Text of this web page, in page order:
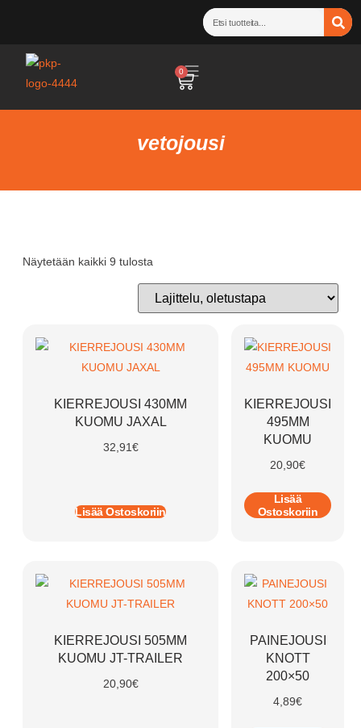
0
vetojousi
Näytetään kaikki 9 tulosta
KIERREJOUSI 430MM
KUOMU JAXAL
32,91€
Lisää Ostoskoriin
KIERREJOUSI
495MM
KUOMU
20,90€
Lisää
Ostoskoriin
KIERREJOUSI 505MM
KUOMU JT-TRAILER
20,90€
PAINEJOUSI
KNOTT
200×50
4,89€